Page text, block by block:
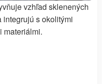
vzhľad sklenených
integrujú s okolitými
materiálmi.